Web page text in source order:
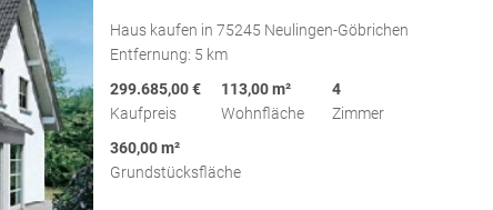
Haus kaufen in 75245 Neulingen-Göbrichen
Entfernung: 5 km
299.685,00 €
Kaufpreis
113,00 m²
Wohnfläche
4
Zimmer
360,00 m²
Grundstücksfläche